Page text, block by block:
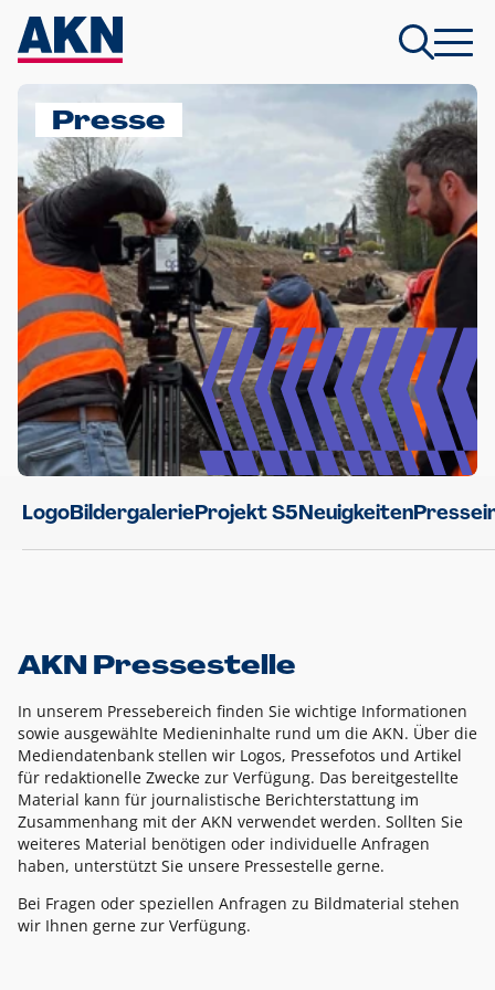
Presse
LogoBildergalerieProjekt S5Neuigkeiten
AKN Pressestelle
In unserem Pressebereich finden Sie wichtige Informationen
sowie ausgewählte Medieninhalte rund um die AKN. Über die
Mediendatenbank stellen wir Logos, Pressefotos und Artikel
für redaktionelle Zwecke zur Verfügung. Das bereitgestellte
Material kann für journalistische Berichterstattung im
Zusammenhang mit der AKN verwendet werden. Sollten Sie
weiteres Material benötigen oder individuelle Anfragen
haben, unterstützt Sie unsere Pressestelle gerne.
Bei Fragen oder speziellen Anfragen zu Bildmaterial stehen
wir Ihnen gerne zur Verfügung.